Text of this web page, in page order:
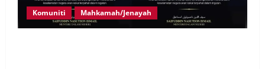
Komuniti Mahkamah/Jenayah